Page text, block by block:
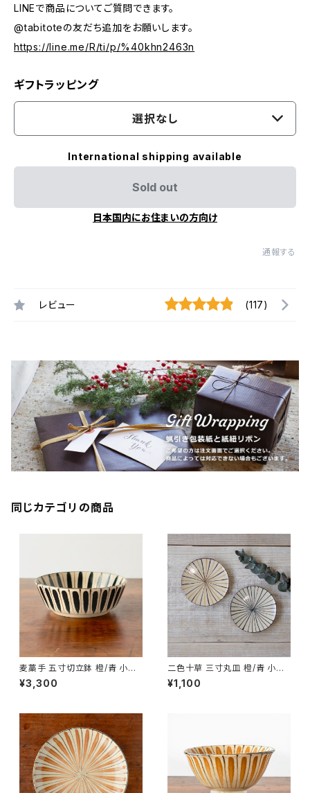
LINEで商品についてご質問できます。
@tabitoteの友だち追加をお願いします。
https://line.me/R/ti/p/%40khn2463n
ギフトラッピング
選択なし
International shipping available
Sold out
日本国内にお住まいの方向け
通報する
レビュー (117)
同じカテゴリの商品
麦藁手 五寸切立鉢 橙/青 小春
花窯 瀬戸焼【伝統工芸品】【民藝
品】【中鉢】【ギフト プレゼント】
¥3,300
二色十草 三寸丸皿 橙/青 小春
花窯 瀬戸焼【伝統工芸品】【民藝
品】【ギフト プレゼント】【父の日
¥1,100